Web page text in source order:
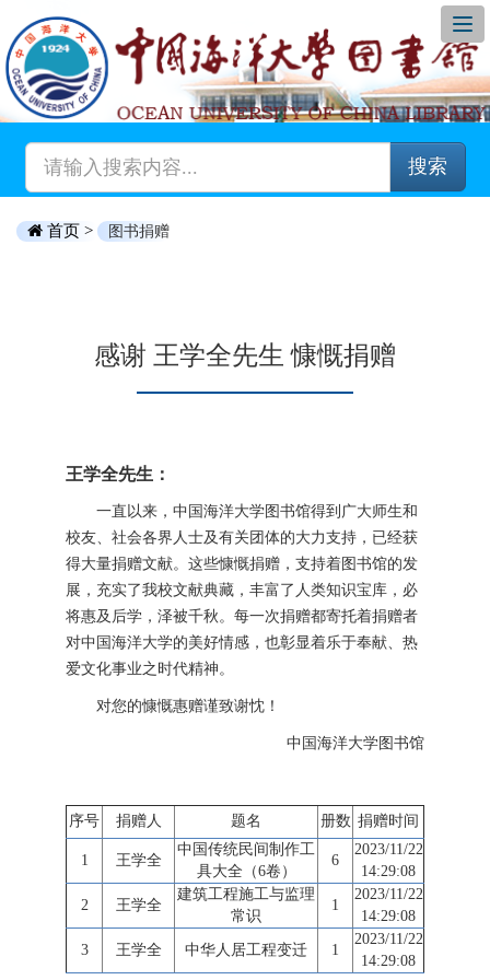
搜索
首页 > 图书捐赠
感谢 王学全先生 慷慨捐赠
王学全先生：
一直以来，中国海洋大学图书馆得到广大师生和
校友、社会各界人士及有关团体的大力支持，已经获
得大量捐赠文献。这些慷慨捐赠，支持着图书馆的发
展，充实了我校文献典藏，丰富了人类知识宝库，必
将惠及后学，泽被千秋。每一次捐赠都寄托着捐赠者
对中国海洋大学的美好情感，也彰显着乐于奉献、热
爱文化事业之时代精神。
对您的慷慨惠赠谨致谢忱！
中国海洋大学图书馆
序号 捐赠人 题名 册数 捐赠时间
1 王学全
中国传统民间制作工
具大全（6卷）
6
2023/11/22
14:29:08
2 王学全
建筑工程施工与监理
常识
1
2023/11/22
14:29:08
3 王学全 中华人居工程变迁 1
2023/11/22
14:29:08